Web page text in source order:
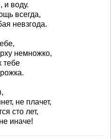
и воду.
всегда,
невзгода.
немножко,
тебе
не плачет,
сто лет,
иначе!